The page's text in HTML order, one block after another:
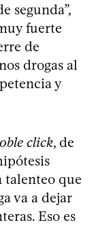
segunda”,
fuerte
de
drogas al
y
click, de
talenteo que
va a dejar
Eso es